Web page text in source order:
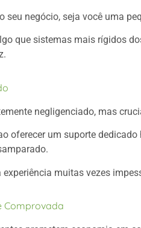
seu negócio, seja você uma
que sistemas mais rígidos
negligenciado, mas
oferecer um suporte
muitas vezes
Comprovada